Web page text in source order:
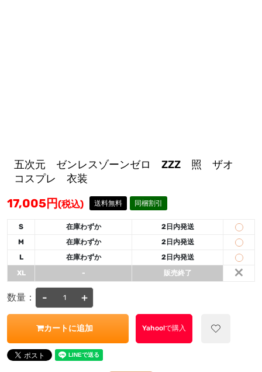
五次元 ゼンレスゾーンゼロ ZZZ 照 ザオ
コスプレ 衣装
17,005円(税込) 送料無料 同梱割引
S 在庫わずか
2日内発送
M
在庫わずか
2日内発送
L
在庫わずか
2日内発送
XL
- 販売終了 ×
数量： - +
カートに追加 Yahoo!で購入